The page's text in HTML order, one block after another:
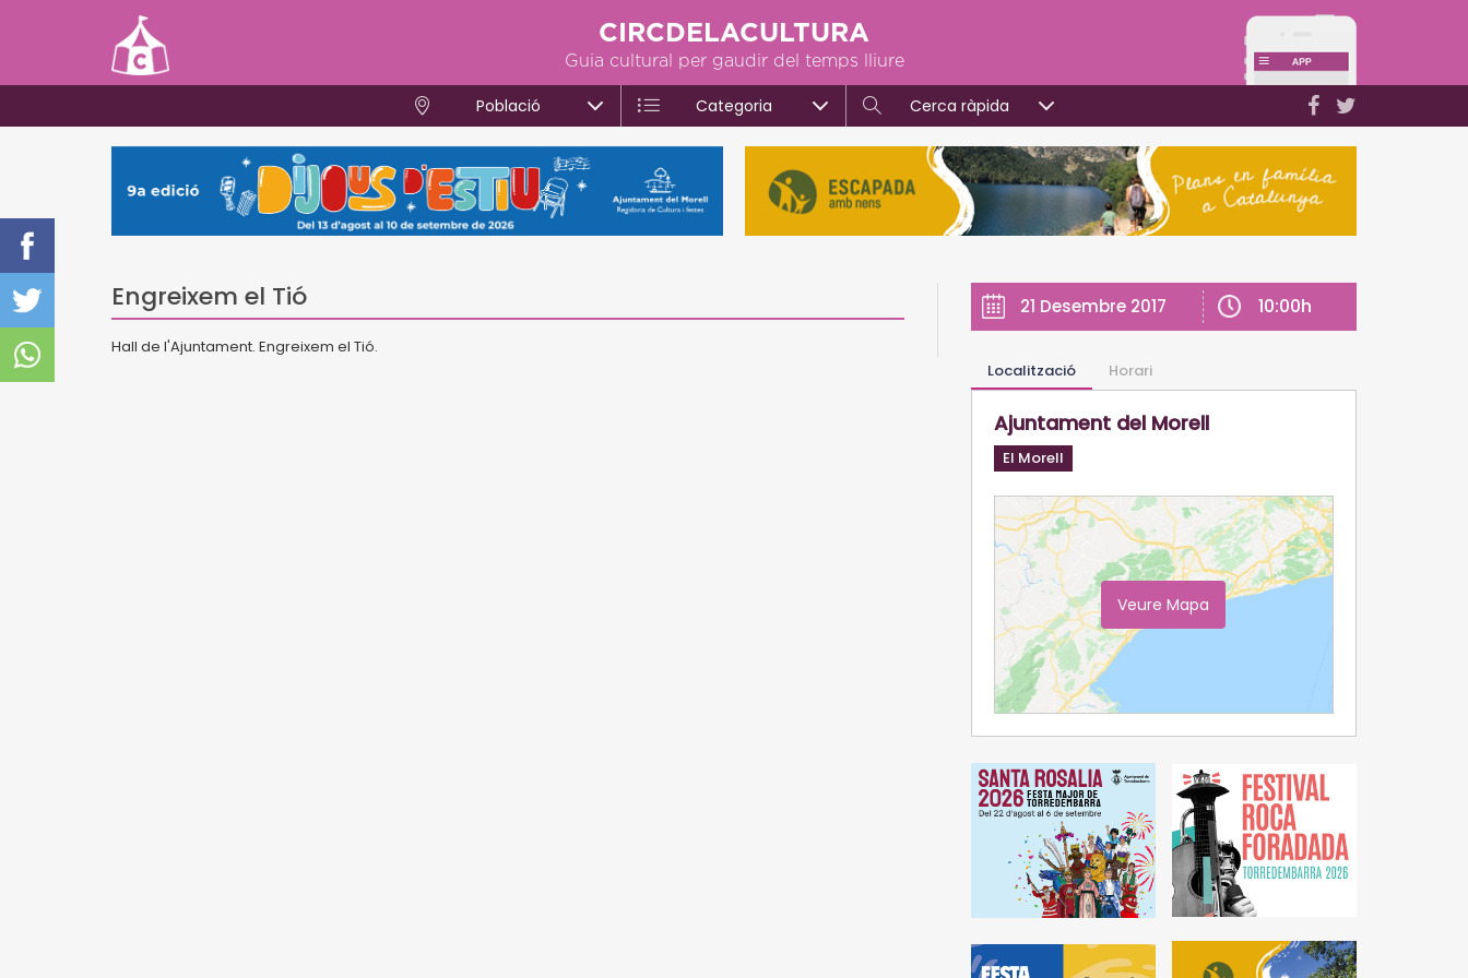
CIRCDELACULTURA
Guia cultural per gaudir del temps lliure
Població Categoria Cerca ràpida
Engreixem el Tió
Hall de l'Ajuntament. Engreixem el Tió.
21 Desembre 2017 10:00h
Localització Horari
Ajuntament del Morell
El Morell
Veure Mapa